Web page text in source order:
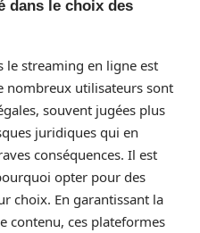
dans le choix des
le streaming en ligne est
nombreux utilisateurs sont
souvent jugées plus
juridiques qui en
conséquences. Il est
opter pour des
choix. En garantissant la
contenu, ces plateformes